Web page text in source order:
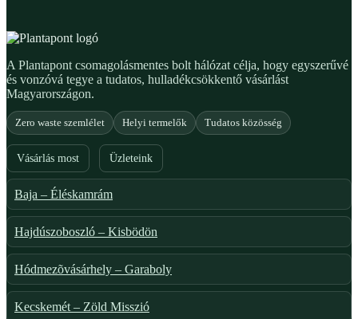
A Plantapont csomagolásmentes bolt hálózat célja, hogy egyszerűvé
és vonzóvá tegye a tudatos, hulladékcsökkentő vásárlást
Magyarországon.
Zero waste szemlélet Helyi termelők Tudatos közösség
Vásárlás most Üzleteink
Baja – Éléskamrám
Hajdúszoboszló – Kisbödön
Hódmezõvásárhely – Garaboly
Kecskemét – Zöld Misszió